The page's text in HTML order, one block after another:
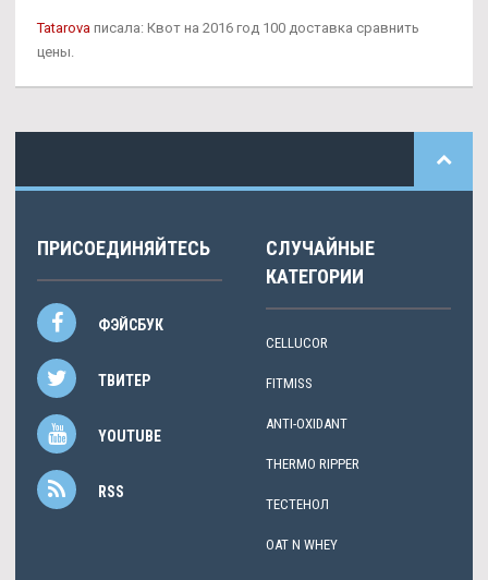
Tatarova писала: Квот на 2016 год 100 доставка сравнить
цены.
ПРИСОЕДИНЯЙТЕСЬ
ФЭЙСБУК
ТВИТЕР
YOUTUBE
RSS
СЛУЧАЙНЫЕ
КАТЕГОРИИ
CELLUCOR
FITMISS
ANTI-OXIDANT
THERMO RIPPER
ТЕСТЕНОЛ
OAT N WHEY